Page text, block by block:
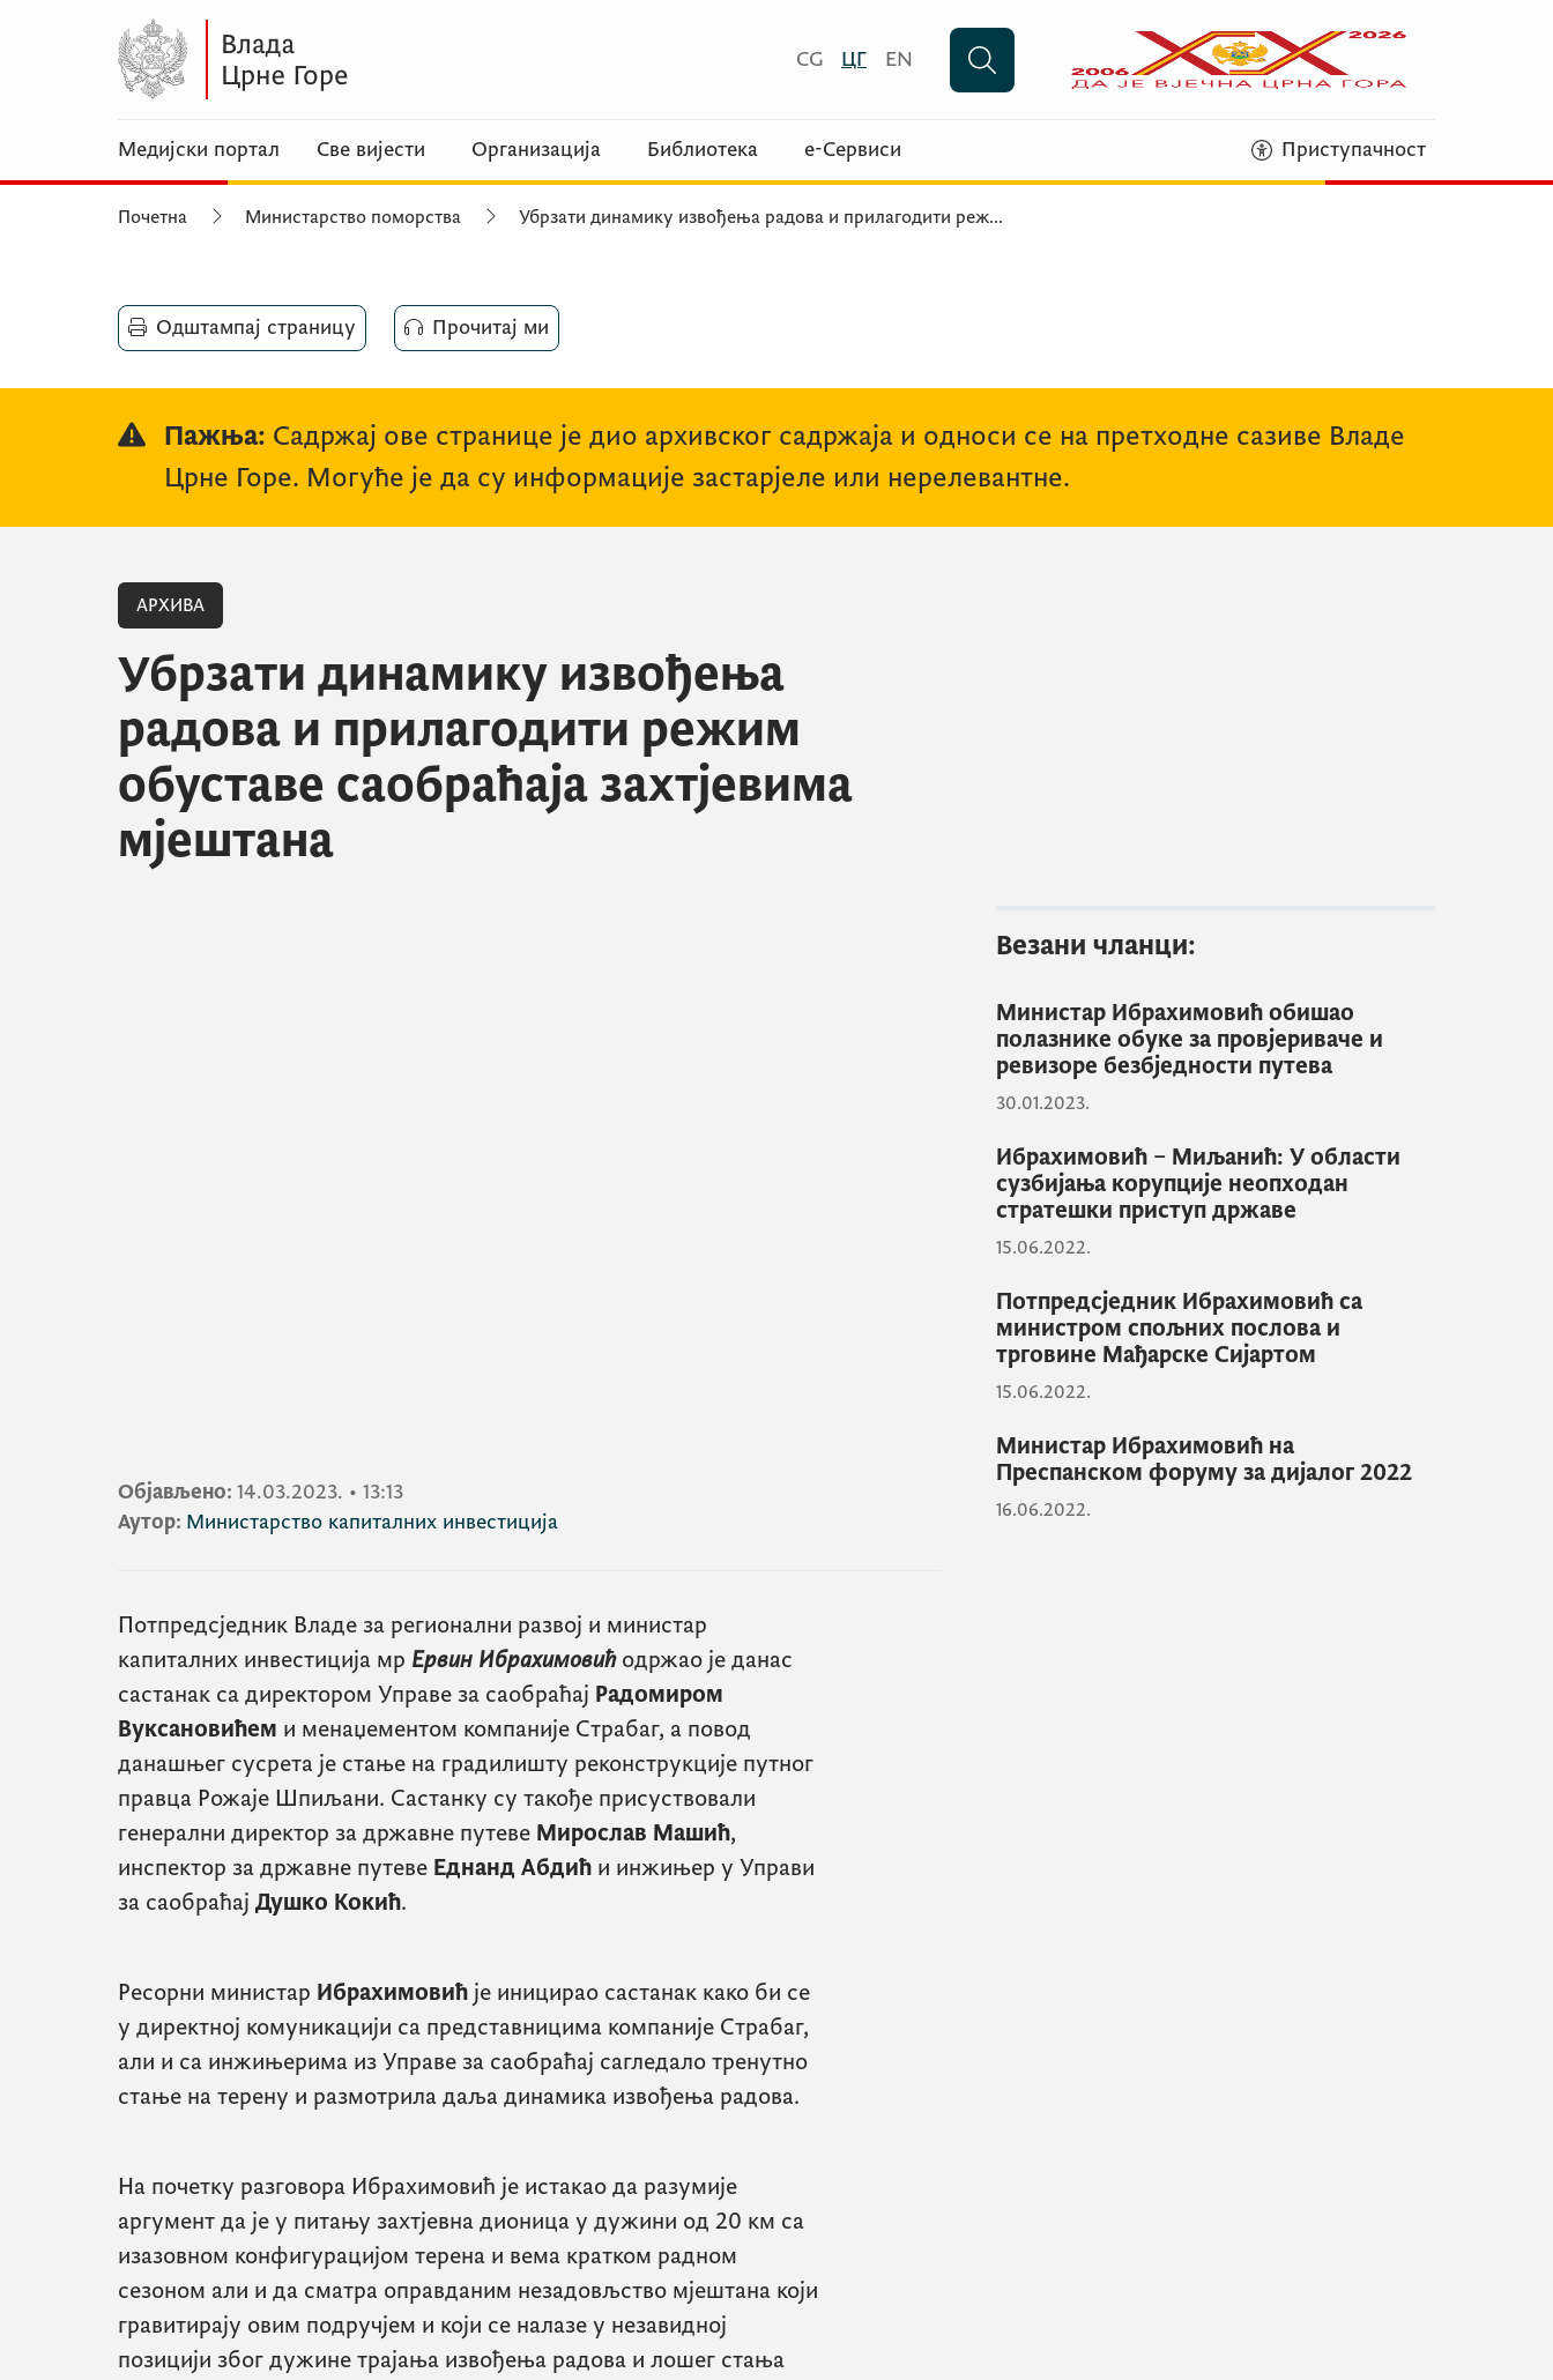
CG ЦГ EN
Медијски портал Све вијести Организација Библиотека е-Сервиси Приступачност
Почетна Министарство поморства Убрзати динамику извођења радова и прилагодити реж...
Одштампај страницу Прочитај ми
Пажња: Садржај ове странице је дио архивског садржаја и односи се на претходне сазиве Владе
Црне Горе. Могуће је да су информације застарјеле или нерелевантне.
АРХИВА
Убрзати динамику извођења
радова и прилагодити режим
обуставе саобраћаја захтјевима
мјештана
Објављено: 14.03.2023. • 13:13
Аутор: Министарство капиталних инвестиција
Потпредсједник Владе за регионални развој и министар
капиталних инвестиција мр Ервин Ибрахимовићодржао је данас
састанак са директором Управе за саобраћај Радомиром
Вуксановићем и менаџементом компаније Страбаг, а повод
данашњег сусрета је стање на градилишту реконструкције путног
правца Рожаје Шпиљани. Састанку су такође присуствовали
генерални директор за државне путеве Мирослав Машић,
инспектор за државне путеве Еднанд Абдић и инжињер у Управи
за саобраћај Душко Кокић.
Ресорни министар Ибрахимовић је иницирао састанак како би се
у директној комуникацији са представницима компаније Страбаг,
али и са инжињерима из Управе за саобраћај сагледало тренутно
стање на терену и размотрила даља динамика извођења радова.
На почетку разговора Ибрахимовић је истакао да разумије
аргумент да је у питању захтјевна дионица у дужини од 20 км са
изазовном конфигурацијом терена и вема кратком радном
сезоном али и да сматра оправданим незадовљство мјештана који
гравитирају овим подручјем и који се налазе у незавидној
позицији због дужине трајања извођења радова и лошег стања
Везани чланци:
Министар Ибрахимовић обишао
полазнике обуке за провјериваче и
ревизоре безбједности путева
30.01.2023.
Ибрахимовић – Миљанић: У области
сузбијања корупције неопходан
стратешки приступ државе
15.06.2022.
Потпредсједник Ибрахимовић са
министром спољних послова и
трговине Мађарске Сијартом
15.06.2022.
Министар Ибрахимовић на
Преспанском форуму за дијалог 2022
16.06.2022.